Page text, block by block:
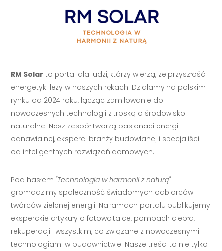
RM Solar to portal dla ludzi, którzy wierzą, że przyszłość
energetyki leży w naszych rękach. Działamy na polskim
rynku od 2024 roku, łącząc zamiłowanie do
nowoczesnych technologii z troską o środowisko
naturalne. Nasz zespół tworzą pasjonaci energii
odnawialnej, eksperci branży budowlanej i specjaliści
od inteligentnych rozwiązań domowych.
Pod hasłem "Technologia w harmonii z naturą"
gromadzimy społeczność świadomych odbiorców i
twórców zielonej energii. Na łamach portalu publikujemy
eksperckie artykuły o fotowoltaice, pompach ciepła,
rekuperacji i wszystkim, co związane z nowoczesnymi
technologiami w budownictwie. Nasze treści to nie tylko